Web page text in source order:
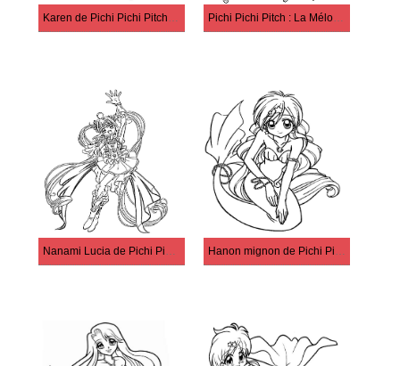
Karen de Pichi Pichi Pitch : La Mélodie des sirènes Pichi Pichi Pitch : La Mélodie des sirènes Personnages
Nanami Lucia de Pichi Pichi Pitch : La Mélodie des sirènes Hanon mignon de Pichi Pichi Pitch : La Mélodie des sirènes